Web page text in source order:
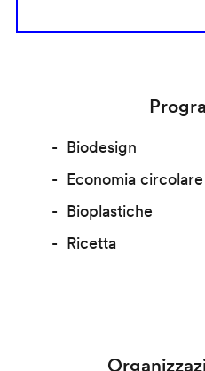
Biodesign
Economia circolare
Bioplastiche
Ricetta